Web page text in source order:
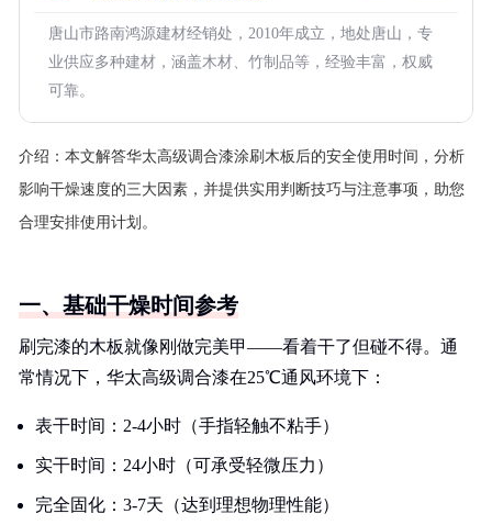
唐山市路南鸿源建材经销处，2010年成立，地处唐山，专
业供应多种建材，涵盖木材、竹制品等，经验丰富，权威
可靠。
介绍： 本文解答华太高级调合漆涂刷木板后的安全使用时间，分析
影响干燥速度的三大因素，并提供实用判断技巧与注意事项，助您
合理安排使用计划。
一、基础干燥时间参考
刷完漆的木板就像刚做完美甲——看着干了但碰不得。通
常情况下，华太高级调合漆在25℃通风环境下：
表干时间：2-4小时（手指轻触不粘手）
实干时间：24小时（可承受轻微压力）
完全固化：3-7天（达到理想物理性能）